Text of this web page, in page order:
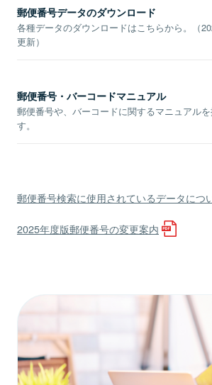
郵便番号データのダウンロード
各種データのダウンロードはこちらから。（
更新）
郵便番号・バーコードマニュアル
郵便番号や、バーコードに関するマニュアル
す。
郵便番号検索に使用されているデータにつ
2025年度版郵便番号の変更案内